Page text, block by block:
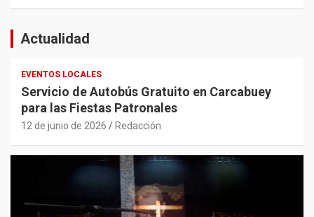
Actualidad
EVENTOS LOCALES
Servicio de Autobús Gratuito en Carcabuey
para las Fiestas Patronales
12 de junio de 2026 Redacción